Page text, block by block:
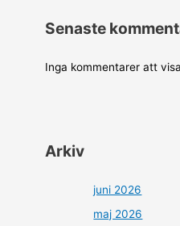
Senaste
Inga kommentarer att
Arkiv
juni 2026
maj 2026